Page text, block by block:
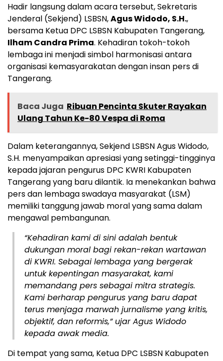
Hadir langsung dalam acara tersebut, Sekretaris
Jenderal (Sekjend) LSBSN,Agus Widodo, S.H.,
bersama Ketua DPC LSBSN Kabupaten Tangerang,
Ilham Candra Prima. Kehadiran tokoh-tokoh
lembaga ini menjadi simbol harmonisasi antara
organisasi kemasyarakatan dengan insan pers di
Tangerang.
Baca Juga Ribuan Pencinta Skuter Rayakan
Ulang Tahun Ke-80 Vespa di Roma
Dalam keterangannya, Sekjend LSBSN Agus Widodo,
S.H. menyampaikan apresiasi yang setinggi-tingginya
kepada jajaran pengurus DPC KWRI Kabupaten
Tangerang yang baru dilantik. Ia menekankan bahwa
pers dan lembaga swadaya masyarakat (LSM)
memiliki tanggung jawab moral yang sama dalam
mengawal pembangunan.
“Kehadiran kami di sini adalah bentuk
dukungan moral bagi rekan-rekan wartawan
di KWRI. Sebagai lembaga yang bergerak
untuk kepentingan masyarakat, kami
memandang pers sebagai mitra strategis.
Kami berharap pengurus yang baru dapat
terus menjaga marwah jurnalisme yang kritis,
objektif, dan reformis,” ujar Agus Widodo
kepada awak media.
Di tempat yang sama, Ketua DPC LSBSN Kabupaten